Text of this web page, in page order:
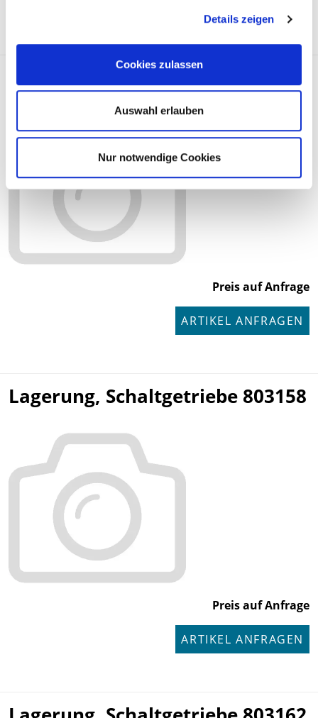
Details zeigen
Cookies zulassen
Auswahl erlauben
Nur notwendige Cookies
Lagerung, Schaltgetriebe 803144
Preis auf Anfrage
ARTIKEL ANFRAGEN
Lagerung, Schaltgetriebe 803158
Preis auf Anfrage
ARTIKEL ANFRAGEN